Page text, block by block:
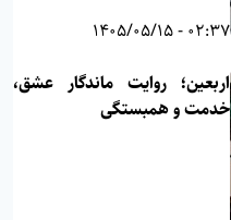
02:37 - 1405/05/15
اربعین؛ روایت ماندگار عشق،
خدمت و همبستگی